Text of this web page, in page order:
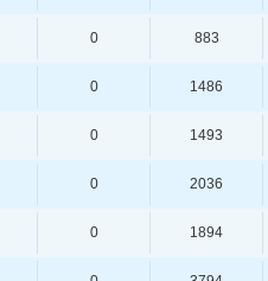
0 883
0 1486
0 1493
0 2036
0 1894